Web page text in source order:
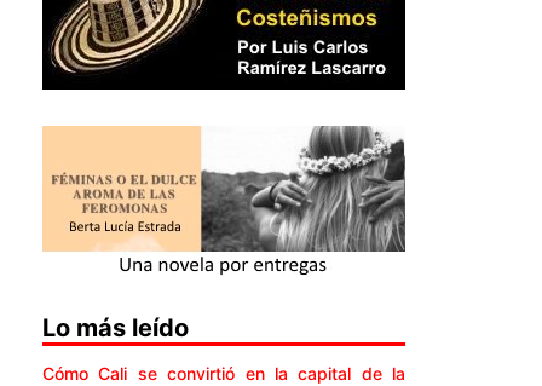
Lo más leído
Cómo Cali se convirtió en la capital de la